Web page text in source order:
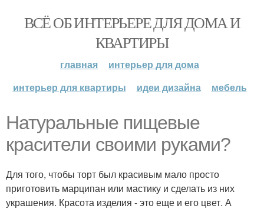
ВСЁ ОБ ИНТЕРЬЕРЕ ДЛЯ ДОМА И
КВАРТИРЫ
главная
интерьер для дома
интерьер для квартиры
идеи дизайна мебель
Натуральные пищевые
красители своими руками?
Для того, чтобы торт был красивым мало просто
приготовить марципан или мастику и сделать из них
украшения. Красота изделия - это еще и его цвет. А